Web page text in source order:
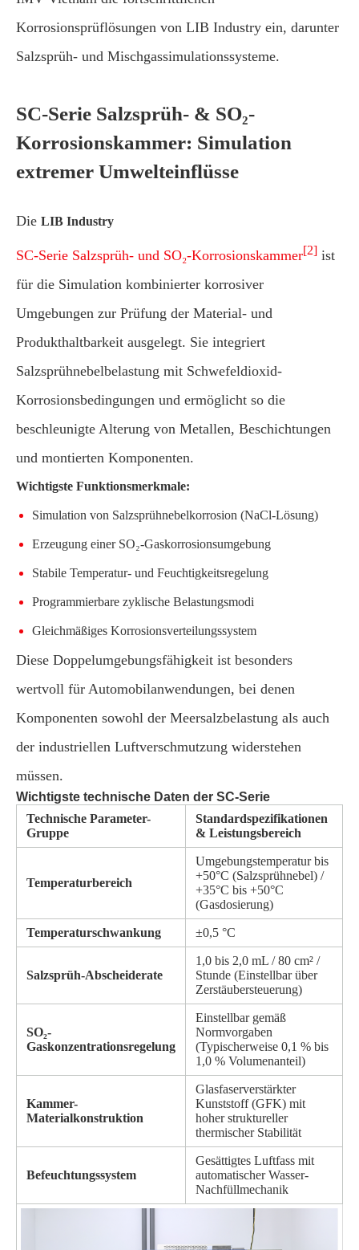
Korrosionsprüflösungen von LIB Industry ein, darunter
Salzsprüh- und Mischgassimulationssysteme.
SC-Serie Salzsprüh- & SO₂-
Korrosionskammer: Simulation
extremer Umwelteinflüsse
Die LIB Industry
SC-Serie Salzsprüh- und SO₂-Korrosionskammer[2] ist
für die Simulation kombinierter korrosiver
Umgebungen zur Prüfung der Material- und
Produkthaltbarkeit ausgelegt. Sie integriert
Salzsprühnebelbelastung mit Schwefeldioxid-
Korrosionsbedingungen und ermöglicht so die
beschleunigte Alterung von Metallen, Beschichtungen
und montierten Komponenten.
Wichtigste Funktionsmerkmale:
Simulation von Salzsprühnebelkorrosion (NaCl-Lösung)
Erzeugung einer SO₂-Gaskorrosionsumgebung
Stabile Temperatur- und Feuchtigkeitsregelung
Programmierbare zyklische Belastungsmodi
Gleichmäßiges Korrosionsverteilungssystem
Diese Doppelumgebungsfähigkeit ist besonders
wertvoll für Automobilanwendungen, bei denen
Komponenten sowohl der Meersalzbelastung als auch
der industriellen Luftverschmutzung widerstehen
müssen.
Wichtigste technische Daten der SC-Serie
Technische Parameter-
Gruppe
Standardspezifikationen
& Leistungsbereich
Temperaturbereich
Umgebungstemperatur bis
+50°C (Salzsprühnebel) /
+35°C bis +50°C
(Gasdosierung)
Temperaturschwankung ±0,5 °C
Salzsprüh-Abscheiderate
1,0 bis 2,0 mL / 80 cm² /
Stunde (Einstellbar über
Zerstäubersteuerung)
SO₂-
Gaskonzentrationsregelung
Einstellbar gemäß
Normvorgaben
(Typischerweise 0,1 % bis
1,0 % Volumenanteil)
Kammer-
Materialkonstruktion
Glasfaserverstärkter
Kunststoff (GFK) mit
hoher struktureller
thermischer Stabilität
Befeuchtungssystem
Gesättigtes Luftfass mit
automatischer Wasser-
Nachfüllmechanik